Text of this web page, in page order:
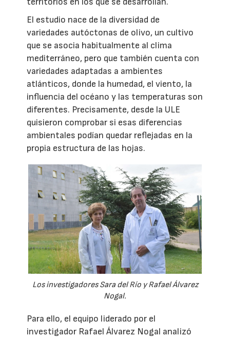
El estudio nace de la diversidad de
variedades autóctonas de olivo, un cultivo
que se asocia habitualmente al clima
mediterráneo, pero que también cuenta con
variedades adaptadas a ambientes
atlánticos, donde la humedad, el viento, la
influencia del océano y las temperaturas son
diferentes. Precisamente, desde la ULE
quisieron comprobar si esas diferencias
ambientales podían quedar reflejadas en la
propia estructura de las hojas.
Los investigadores Sara del Río y Rafael Álvarez
Nogal.
Para ello, el equipo liderado por el
investigador Rafael Álvarez Nogal analizó